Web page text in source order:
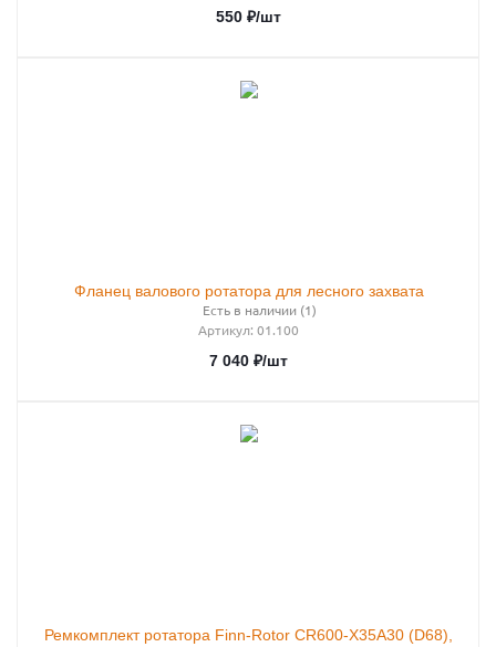
550 ₽/шт
Фланец валового ротатора для лесного захвата
Есть в наличии (1)
Артикул: 01.100
7 040 ₽/шт
Ремкомплект ротатора Finn-Rotor CR600-X35A30 (D68),